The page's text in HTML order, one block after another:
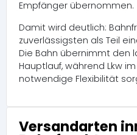
Empfänger übernommen.
Damit wird deutlich:
zuverlässigsten als Teil
Die Bahn übernimmt den
Hauptlauf, während Lkw
notwendige Flexibilität
Versandarten